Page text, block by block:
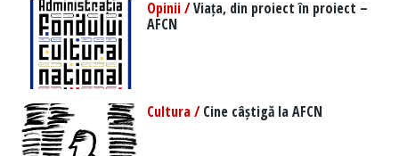
Opinii /Viața, din proiect în proiect –
AFCN
Cultura /Cine câștigă la AFCN